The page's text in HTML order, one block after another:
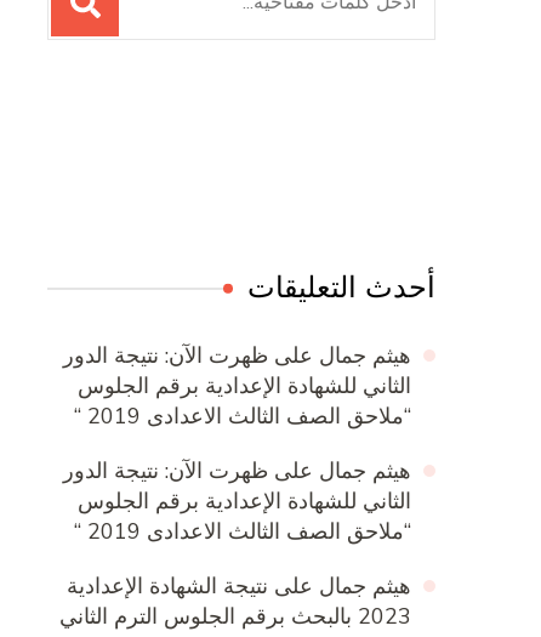
عن:
أحدث التعليقات
هيثم جمال على ظهرت الآن: نتيجة الدور
الثاني للشهادة الإعدادية برقم الجلوس
“ملاحق الصف الثالث الاعدادى 2019 “
هيثم جمال على ظهرت الآن: نتيجة الدور
الثاني للشهادة الإعدادية برقم الجلوس
“ملاحق الصف الثالث الاعدادى 2019 “
هيثم جمال على نتيجة الشهادة الإعدادية
2023 بالبحث برقم الجلوس الترم الثاني